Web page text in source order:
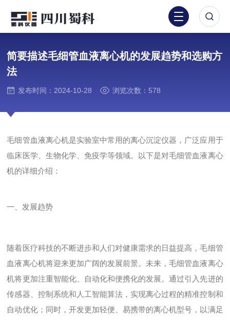
简要描述毛细管血液离心机的发展趋势和选购方
法
发布时间：2024-10-28 浏览次数：578
毛细管血液离心机是实验室中常用的离心沉淀仪器，广泛应用于
临床医学、生物化学、免疫学等领域。以下是对毛细管血液离心
机的详细介绍：
一、发展趋势
随着医疗科技的不断进步和人们对健康需求的日益提高，毛细管
血液离心机将迎来更加广阔的发展前景。未来，毛细管血液离心
机将更加注重智能化、自动化和便携化的发展。通过引入先进的
传感器、控制系统和人工智能算法，实现离心过程的精准控制和
自动优化；同时，开发更加轻便、易携带的离心机型号，以满足